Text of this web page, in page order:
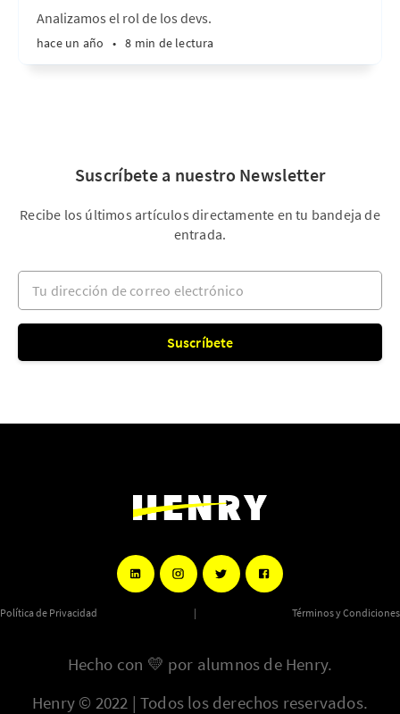
Analizamos el rol de los devs.
hace un año • 8 min de lectura
Suscríbete a nuestro Newsletter
Recibe los últimos artículos directamente en tu bandeja de
entrada.
Tu dirección de correo electrónico
Suscríbete
Política de Privacidad | Términos y Condiciones
Hecho con 💛 por alumnos de Henry.
Henry © 2022 | Todos los derechos reservados.